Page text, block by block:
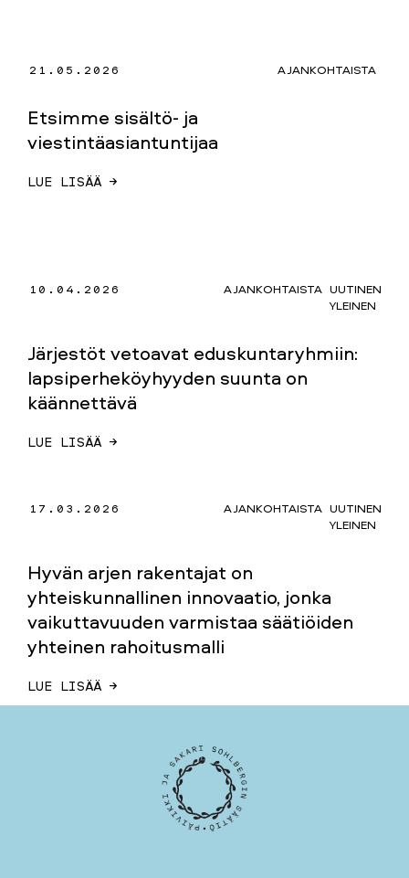
21.05.2026 AJANKOHTAISTA
Etsimme sisältö- ja
viestintäasiantuntijaa
LUE LISÄÄ →
10.04.2026 AJANKOHTAISTA UUTINEN
YLEINEN
Järjestöt vetoavat eduskuntaryhmiin:
lapsiperheköyhyyden suunta on
käännettävä
LUE LISÄÄ →
17.03.2026 AJANKOHTAISTA UUTINEN
YLEINEN
Hyvän arjen rakentajat on
yhteiskunnallinen innovaatio, jonka
vaikuttavuuden varmistaa säätiöiden
yhteinen rahoitusmalli
LUE LISÄÄ →